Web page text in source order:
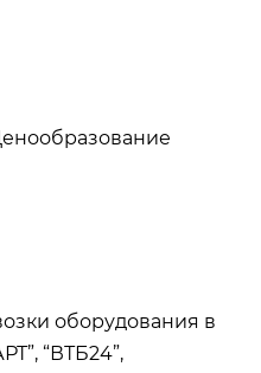
оборудования в
“ВТБ24”,